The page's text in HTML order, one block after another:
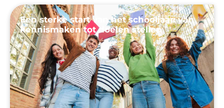
Een sterke start van het schooljaar: van
kennismaken tot doelen stellen